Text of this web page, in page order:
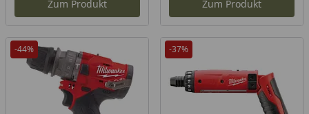
Zum Produkt Zum Produkt
-44% -37%